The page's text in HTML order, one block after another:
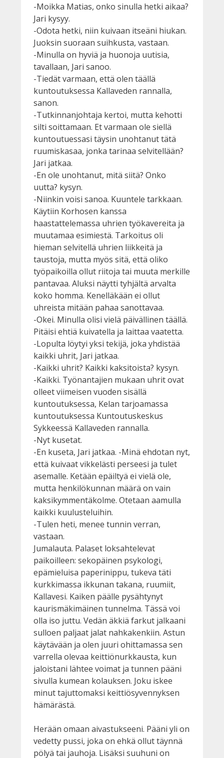
-Moikka Matias, onko sinulla hetki aikaa?
Jari kysyy.
-Odota hetki, niin kuivaan itseäni hiukan.
Juoksin suoraan suihkusta, vastaan.
-Minulla on hyviä ja huonoja uutisia,
tavallaan, Jari sanoo.
-Tiedät varmaan, että olen täällä
kuntoutuksessa Kallaveden rannalla,
sanon.
-Tutkinnanjohtaja kertoi, mutta kehotti
silti soittamaan. Et varmaan ole siellä
kuntoutuessasi täysin unohtanut tätä
ruumiskasaa, jonka tarinaa selvitellään?
Jari jatkaa.
-En ole unohtanut, mitä siitä? Onko
uutta? kysyn.
-Niinkin voisi sanoa. Kuuntele tarkkaan.
Käytiin Korhosen kanssa
haastattelemassa uhrien työkavereita ja
muutamaa esimiestä. Tarkoitus oli
hieman selvitellä uhrien liikkeitä ja
taustoja, mutta myös sitä, että oliko
työpaikoilla ollut riitoja tai muuta merkille
pantavaa. Aluksi näytti tyhjältä arvalta
koko homma. Kenelläkään ei ollut
uhreista mitään pahaa sanottavaa.
-Okei. Minulla olisi vielä päivällinen täällä.
Pitäisi ehtiä kuivatella ja laittaa vaatetta.
-Lopulta löytyi yksi tekijä, joka yhdistää
kaikki uhrit, Jari jatkaa.
-Kaikki uhrit? Kaikki kaksitoista? kysyn.
-Kaikki. Työnantajien mukaan uhrit ovat
olleet viimeisen vuoden sisällä
kuntoutuksessa, Kelan tarjoamassa
kuntoutuksessa Kuntoutuskeskus
Sykkeessä Kallaveden rannalla.
-Nyt kusetat.
-En kuseta, Jari jatkaa. -Minä ehdotan nyt,
että kuivaat vikkelästi perseesi ja tulet
asemalle. Ketään epäiltyä ei vielä ole,
mutta henkilökunnan määrä on vain
kaksikymmentäkolme. Otetaan aamulla
kaikki kuulusteluihin.
-Tulen heti, menee tunnin verran,
vastaan.
Jumalauta. Palaset loksahtelevat
paikoilleen: sekopäinen psykologi,
epämieluisa paperinippu, tukeva täti
kurkkimassa ikkunan takana, ruumiit,
Kallavesi. Kaiken päälle pysähtynyt
kaurismäkimäinen tunnelma. Tässä voi
olla iso juttu. Vedän äkkiä farkut jalkaani
sulloen paljaat jalat nahkakenkiin. Astun
käytävään ja olen juuri ohittamassa sen
varrella olevaa keittiönurkkausta, kun
jaloistani lähtee voimat ja tunnen pääni
sivulla kumean kolauksen. Joku iskee
minut tajuttomaksi keittiösyvennyksen
hämärästä.
Herään omaan aivastukseeni. Pääni yli on
vedetty pussi, joka on ehkä ollut täynnä
pölyä tai jauhoja. Lisäksi suuhuni on